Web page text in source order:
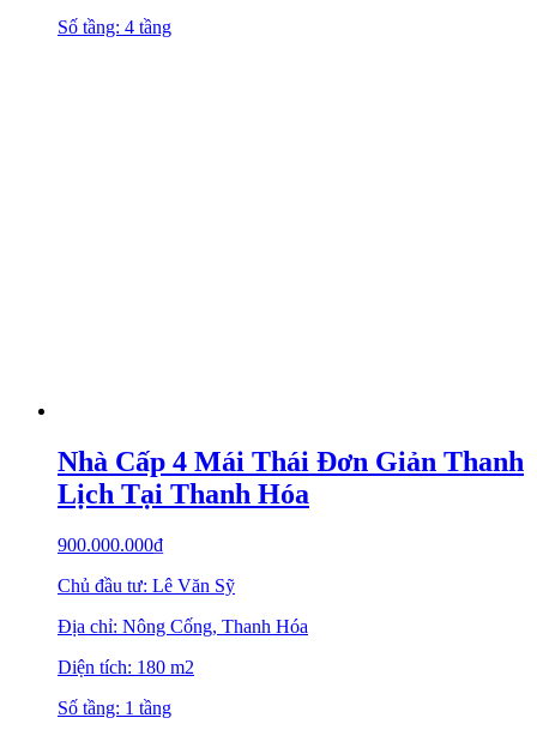
Số tầng: 4 tầng
Nhà Cấp 4 Mái Thái Đơn Giản Thanh
Lịch Tại Thanh Hóa
900.000.000₫
Chủ đầu tư: Lê Văn Sỹ
Địa chỉ: Nông Cống, Thanh Hóa
Diện tích: 180 m2
Số tầng: 1 tầng